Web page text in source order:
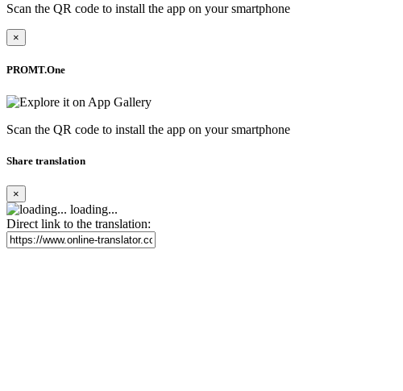
Scan the QR code to install the app on your smartphone
×
PROMT.One
Scan the QR code to install the app on your smartphone
Share translation
×
loading...
Direct link to the translation: